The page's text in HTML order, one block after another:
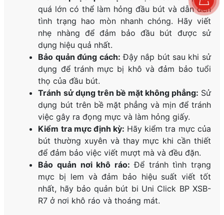
quá lớn có thể làm hỏng đầu bút và dẫn đến
tình trạng hao mòn nhanh chóng. Hãy viết
nhẹ nhàng để đảm bảo đầu bút được sử
dụng hiệu quả nhất.
Bảo quản đúng cách: Đậy nắp bút sau khi sử
dụng để tránh mực bị khô và đảm bảo tuổi
thọ của đầu bút.
Tránh sử dụng trên bề mặt không phẳng: Sử
dụng bút trên bề mặt phẳng và mịn để tránh
việc gây ra đọng mực và làm hỏng giấy.
Kiểm tra mực định kỳ: Hãy kiểm tra mực của
bút thường xuyên và thay mực khi cần thiết
để đảm bảo việc viết mượt mà và đều đặn.
Bảo quản nơi khô ráo: Để tránh tình trạng
mực bị lem và đảm bảo hiệu suất viết tốt
nhất, hãy bảo quản bút bi Uni Click BP XSB-
R7 ở nơi khô ráo và thoáng mát.